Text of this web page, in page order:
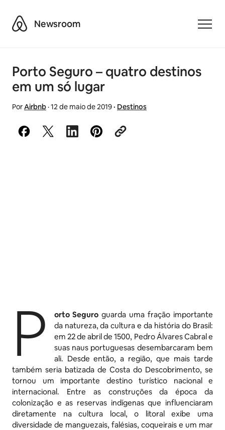
AirbnbNewsroom
Porto Seguro – quatro destinos
em um só lugar
PorAirbnb·12 de maio de 2019· Destinos
P orto Seguro guarda uma fração importante
da natureza, da cultura e da história do Brasil:
em 22 de abril de 1500, Pedro Álvares Cabral e
suas naus portuguesas desembarcaram bem
ali. Desde então, a região, que mais tarde
também seria batizada de Costa do Descobrimento, se
tornou um importante destino turístico nacional e
internacional. Entre as construções da época da
colonização e as reservas indígenas que influenciaram
diretamente na cultura local, o litoral exibe uma
diversidade de manguezais, falésias, coqueirais e um mar